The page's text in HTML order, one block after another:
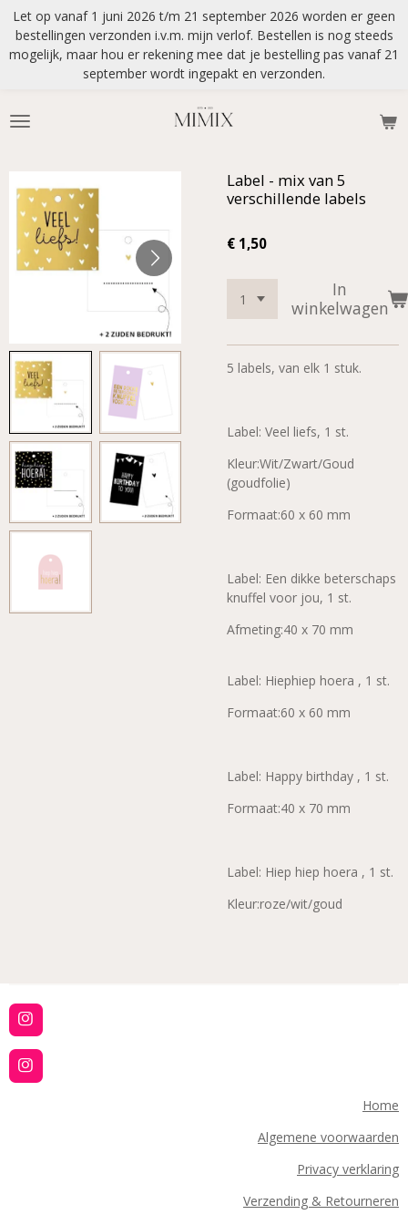
Ga
direct
naar
Let op vanaf 1 juni 2026 t/m 21 september 2026 worden er geen
bestellingen verzonden i.v.m. mijn verlof. Bestellen is nog steeds
mogelijk, maar hou er rekening mee dat je bestelling pas vanaf 21
september wordt ingepakt en verzonden.
Label - mix van 5
verschillende labels
€ 1,50
In
winkelwagen
5 labels, van elk 1 stuk.
Label: Veel liefs, 1 st.
Kleur:Wit/Zwart/Goud
(goudfolie)
Formaat:60 x 60 mm
Label: Een dikke beterschaps
knuffel voor jou, 1 st.
Afmeting:40 x 70 mm
Label: Hiephiep hoera , 1 st.
Formaat:60 x 60 mm
Label: Happy birthday , 1 st.
Formaat:40 x 70 mm
Label: Hiep hiep hoera , 1 st.
Kleur:roze/wit/goud
I
n
s
t
a
I
n
Home
Algemene voorwaarden
Privacy verklaring
Verzending & Retourneren